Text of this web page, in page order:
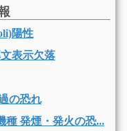
陽性
表示欠落
の恐れ
種 発煙・発火の恐...